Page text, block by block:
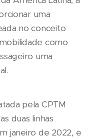
uma
no conceito
como
uma
pela CPTM
duas linhas
janeiro de 2022, e